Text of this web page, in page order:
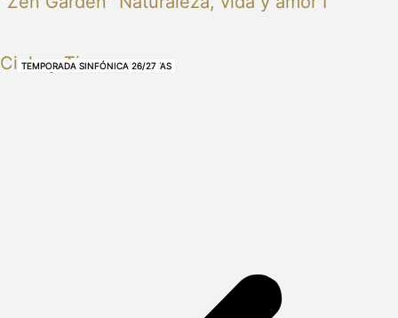
NUESTRAS BANDAS Y ORQUESTAS
NUESTRAS BANDAS Y ORQUESTAS
OTRAS MÚSICAS
NUESTRAS BANDAS Y ORQUESTAS
NUESTRAS BANDAS Y ORQUESTAS
TEMPORADA SINFÓNICA 26/27
TEMPORADA SINFÓNICA 26/27
TEMPORADA SINFÓNICA 26/27
Cielo y Tierra
TEMPORADA SINFÓNICA 26/27